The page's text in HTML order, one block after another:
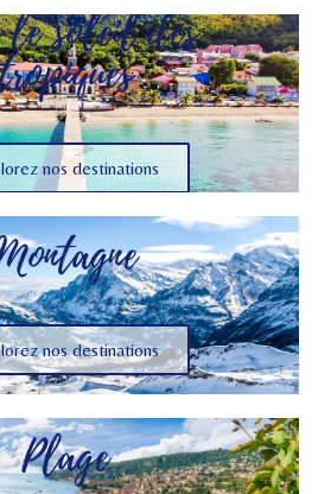
le soleil des
nos destinations
nos destinations
Plage